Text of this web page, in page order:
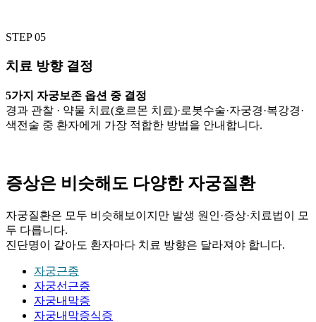
STEP 05
치료 방향 결정
5가지 자궁보존 옵션 중 결정
경과 관찰 · 약물 치료(호르몬 치료)·로봇수술·자궁경·복강경·
색전술 중 환자에게 가장 적합한 방법을 안내합니다.
증상은 비슷해도 다양한 자궁질환
자궁질환은 모두 비슷해보이지만 발생 원인·증상·치료법이 모
두 다릅니다.
진단명이 같아도 환자마다 치료 방향은 달라져야 합니다.
자궁근종
자궁선근증
자궁내막증
자궁내막증식증